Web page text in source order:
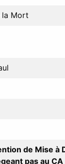
la Mort
de Mise à
pas au CA